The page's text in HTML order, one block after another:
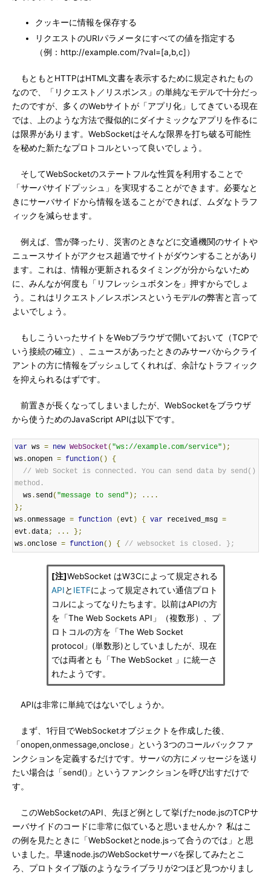
クッキーに情報を保存する
リクエストのURIパラメータにすべての値を指定する
（例：http://example.com/?val=[a,b,c]）
もともとHTTPはHTML文書を表示するために規定されたもの
なので、「リクエスト／リスポンス」の単純なモデルで十分だっ
たのですが、多くのWebサイトが「アプリ化」してきている現在
では、上のような方法で擬似的にダイナミックなアプリを作るに
は限界があります。WebSocketはそんな限界を打ち破る可能性
を秘めた新たなプロトコルといって良いでしょう。
そしてWebSocketのステートフルな性質を利用することで
「サーバサイドプッシュ」を実現することができます。必要なと
きにサーバサイドから情報を送ることができれば、ムダなトラフ
ィックを減らせます。
例えば、雪が降ったり、災害のときなどに交通機関のサイトや
ニュースサイトがアクセス超過でサイトがダウンすることがあり
ます。これは、情報が更新されるタイミングが分からないため
に、みんなが何度も「リフレッシュボタンを」押すからでしょ
う。これはリクエスト／レスポンスというモデルの弊害と言って
よいでしょう。
もしこういったサイトをWebブラウザで開いておいて（TCPで
いう接続の確立）、ニュースがあったときのみサーバからクライ
アントの方に情報をプッシュしてくれれば、余計なトラフィック
を抑えられるはずです。
前置きが長くなってしまいましたが、WebSocketをブラウザ
から使うためのJavaScript APIは以下です。
var ws = new WebSocket ( "ws://example.com/service" );
ws.onopen = function()
{
// Web Socket is connected. You can send data by send()
method.
  ws
. send( "message to send" );
....
};
ws.onmessage = function (evt ) { var received_msg =
evt .data; ...
};
ws.onclose = function() { // websocket is closed. };
[注]WebSocket はW3Cによって規定される
APIと IETFによって規定されてい通信プロト
コルによってなりたちます。以前はAPIの方
を「The Web Sockets API」（複数形）、プ
ロトコルの方を「The Web Socket
protocol」(単数形)としていましたが、現在
では両者とも「The WebSocket 」に統一さ
れたようです。
APIは非常に単純ではないでしょうか。
まず、1行目でWebSocketオブジェクトを作成した後、
「onopen,onmessage,onclose」という3つのコールバックファ
ンクションを定義するだけです。サーバの方にメッセージを送り
たい場合は「send()」というファンクションを呼び出すだけで
す。
このWebSocketのAPI、先ほど例として挙げたnode.jsのTCPサ
ーバサイドのコードに非常に似ていると思いませんか？ 私はこ
の例を見たときに「WebSocketとnode.jsって合うのでは」と思
いました。早速node.jsのWebSocketサーバを探してみたとこ
ろ、プロトタイプ版のようなライブラリが2つほど見つかりまし